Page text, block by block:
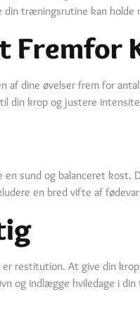
træningsrutine kan holde
dine øvelser frem for
din krop og justere
sund og balanceret
en bred vifte af
restitution. At give din
og indlægge hviledage i